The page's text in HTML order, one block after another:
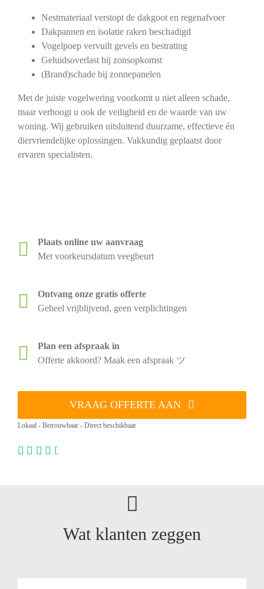
Nestmateriaal verstopt de dakgoot en regenafvoer
Dakpannen en isolatie raken beschadigd
Vogelpoep vervuilt gevels en bestrating
Geluidsoverlast bij zonsopkomst
(Brand)schade bij zonnepanelen
Met de juiste vogelwering voorkomt u niet alleen schade,
maar verhoogt u ook de veiligheid en de waarde van uw
woning. Wij gebruiken uitsluitend duurzame, effectieve én
diervriendelijke oplossingen. Vakkundig geplaatst door
ervaren specialisten.
Plaats online uw aanvraag
Met voorkeursdatum veegbeurt
Ontvang onze gratis offerte
Geheel vrijblijvend, geen verplichtingen
Plan een afspraak in
Offerte akkoord? Maak een afspraak ツ
VRAAG OFFERTE AAN
Lokaal - Betrouwbaar - Direct beschikbaar
Wat klanten zeggen